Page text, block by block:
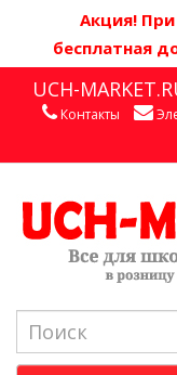
Акция! П
бесплатная
UCH-
Контакты